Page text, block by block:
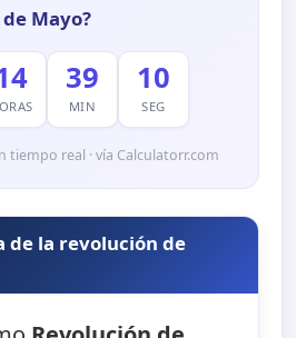
de Mayo?
39
MIN
09
SEG
tiempo real · vía Calculatorr.com
de la revolución de